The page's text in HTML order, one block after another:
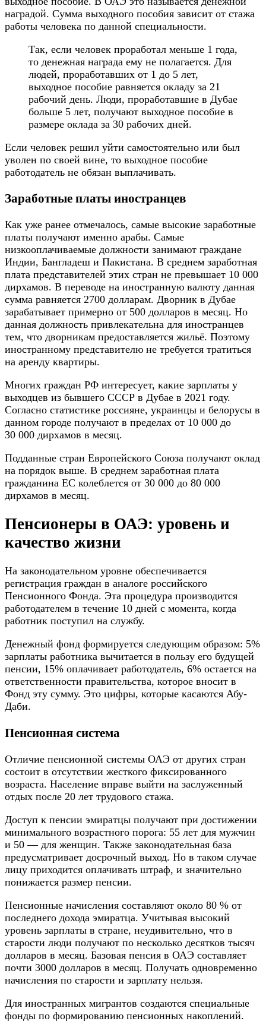
наградой. Сумма выходного пособия зависит от стажа
работы человека по данной специальности.
Так, если человек проработал меньше 1 года,
то денежная награда ему не полагается. Для
людей, проработавших от 1 до 5 лет,
выходное пособие равняется окладу за 21
рабочий день. Люди, проработавшие в Дубае
больше 5 лет, получают выходное пособие в
размере оклада за 30 рабочих дней.
Если человек решил уйти самостоятельно или был
уволен по своей вине, то выходное пособие
работодатель не обязан выплачивать.
Заработные платы иностранцев
Как уже ранее отмечалось, самые высокие заработные
платы получают именно арабы. Самые
низкооплачиваемые должности занимают граждане
Индии, Бангладеш и Пакистана. В среднем заработная
плата представителей этих стран не превышает 10 000
дирхамов. В переводе на иностранную валюту данная
сумма равняется 2700 долларам. Дворник в Дубае
зарабатывает примерно от 500 долларов в месяц. Но
данная должность привлекательна для иностранцев
тем, что дворникам предоставляется жильё. Поэтому
иностранному представителю не требуется тратиться
на аренду квартиры.
Многих граждан РФ интересует, какие зарплаты у
выходцев из бывшего СССР в Дубае в 2021 году.
Согласно статистике россияне, украинцы и белорусы в
данном городе получают в пределах от 10 000 до
30 000 дирхамов в месяц.
Подданные стран Европейского Союза получают оклад
на порядок выше. В среднем заработная плата
гражданина ЕС колеблется от 30 000 до 80 000
дирхамов в месяц.
Пенсионеры в ОАЭ: уровень и
качество жизни
На законодательном уровне обеспечивается
регистрация граждан в аналоге российского
Пенсионного Фонда. Эта процедура производится
работодателем в течение 10 дней с момента, когда
работник поступил на службу.
Денежный фонд формируется следующим образом: 5%
зарплаты работника вычитается в пользу его будущей
пенсии, 15% оплачивает работодатель, 6% остается на
ответственности правительства, которое вносит в
Фонд эту сумму. Это цифры, которые касаются Абу-
Даби.
Пенсионная система
Отличие пенсионной системы ОАЭ от других стран
состоит в отсутствии жесткого фиксированного
возраста. Население вправе выйти на заслуженный
отдых после 20 лет трудового стажа.
Доступ к пенсии эмиратцы получают при достижении
минимального возрастного порога: 55 лет для мужчин
и 50 — для женщин. Также законодательная база
предусматривает досрочный выход. Но в таком случае
лицу приходится оплачивать штраф, и значительно
понижается размер пенсии.
Пенсионные начисления составляют около 80 % от
последнего дохода эмиратца. Учитывая высокий
уровень зарплаты в стране, неудивительно, что в
старости люди получают по несколько десятков тысяч
долларов в месяц. Базовая пенсия в ОАЭ составляет
почти 3000 долларов в месяц. Получать одновременно
начисления по старости и зарплату нельзя.
Для иностранных мигрантов создаются специальные
фонды по формированию пенсионных накоплений.